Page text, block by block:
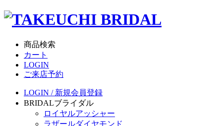
商品検索
カート
LOGIN
ご来店予約
LOGIN / 新規会員登録
BRIDALブライダル
ロイヤルアッシャー
ラザールダイヤモンド